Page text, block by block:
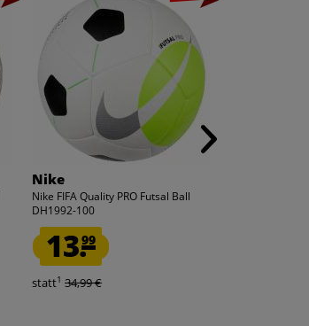
Nike
Nike FIFA Quality PRO Futsal Ball
DH1992-100
13.99
statt1 34,99 €